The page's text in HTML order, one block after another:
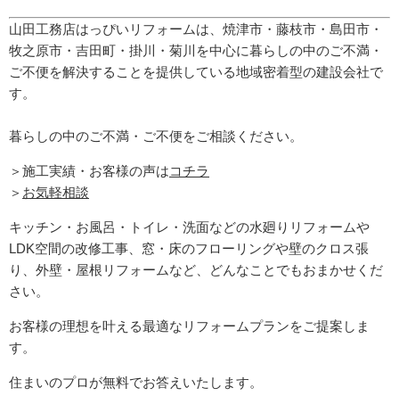
山田工務店はっぴいリフォームは、焼津市・藤枝市・島田市・
牧之原市・吉田町 ・掛川・菊川 を中心に暮らしの中のご不満・
ご不便を解決することを提供している地域密着型の建設会社で
す。
暮らしの中のご不満・ご不便をご相談ください。
＞施工実績・お客様の声はコチラ
＞ お気軽相談
キッチン・お風呂・トイレ・洗面などの水廻りリフォームや
LDK空間の改修工事、窓・床のフローリングや壁のクロス張
り、外壁・屋根リフォームなど、どんなことでもおまかせくだ
さい。
お客様の理想を叶える最適なリフォームプランをご提案しま
す。
住まいのプロが無料でお答えいたします。